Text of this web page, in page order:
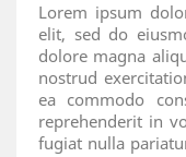
Lorem ipsum
elit, sed do
dolore magna
nostrud
ea commodo
reprehenderit in
fugiat nulla